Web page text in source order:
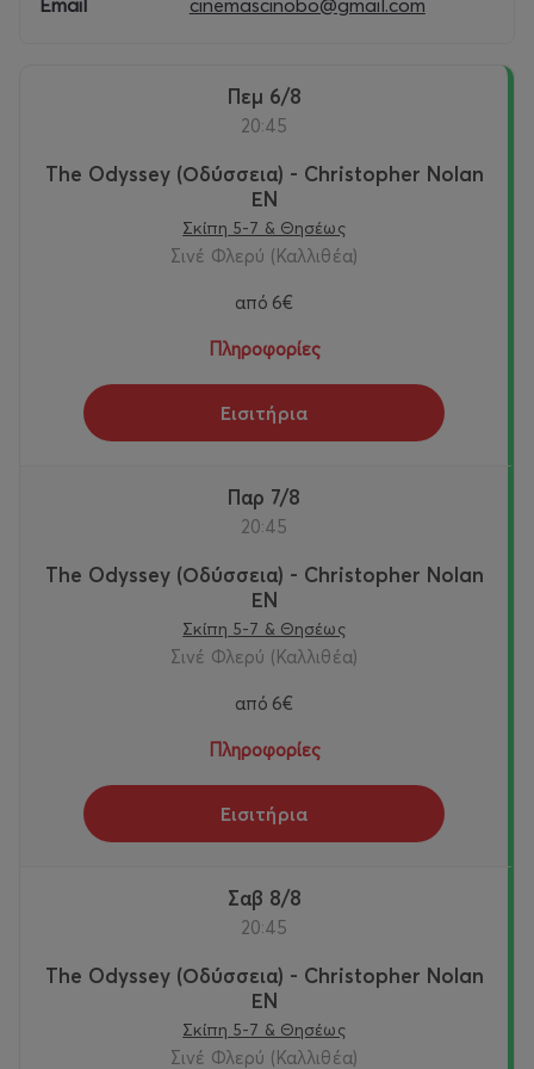
🍿 Προσφορά κάθε Δευτέρα: 6€ γενική είσοδος
| Instagram:
Email
cinemascinobo@gmail.com
Πεμ 6/8
20:45
The Odyssey (Οδύσσεια) - Christopher Nolan
ΕΝ
Σκίπη 5-7 & Θησέως
Σινέ Φλερύ (Καλλιθέα)
από 6€
Πληροφορίες
Εισιτήρια
Παρ 7/8
20:45
The Odyssey (Οδύσσεια) - Christopher Nolan
ΕΝ
Σκίπη 5-7 & Θησέως
Σινέ Φλερύ (Καλλιθέα)
από 6€
Πληροφορίες
Εισιτήρια
Σαβ 8/8
20:45
The Odyssey (Οδύσσεια) - Christopher Nolan
ΕΝ
Σκίπη 5-7 & Θησέως
Σινέ Φλερύ (Καλλιθέα)